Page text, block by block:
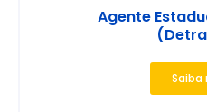
Agente
Saiba